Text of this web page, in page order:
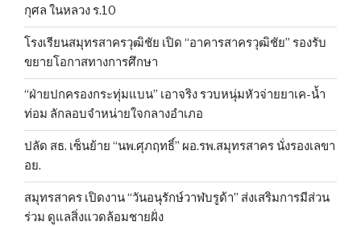
กุศล ในหลวง ร.10
โรงเรียนสมุทรสาครวุฒิชัย เปิด “อาคารสาครวุฒิชัย” รองรับ
ขยายโอกาสทางการศึกษา
“ฝ่ายปกครองกระทุ่มแบน” เอาจริง รวบหนุ่มหัวจ่ายยาเค-น้ำ
ท่อม ลักลอบจำหน่ายใจกลางอำเภอ
ปลัด สธ. เซ็นย้าย “นพ.ศุภฤทธิ์” ผอ.รพ.สมุทรสาคร นั่งรองเลขา
อย.
สมุทรสาคร เปิดงาน “วันอนุรักษ์วาฬบรูด้า” ส่งเสริมการมีส่วน
ร่วม ดูแลสิ่งแวดล้อมชายฝั่ง